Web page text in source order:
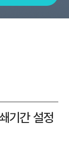
기간 설정